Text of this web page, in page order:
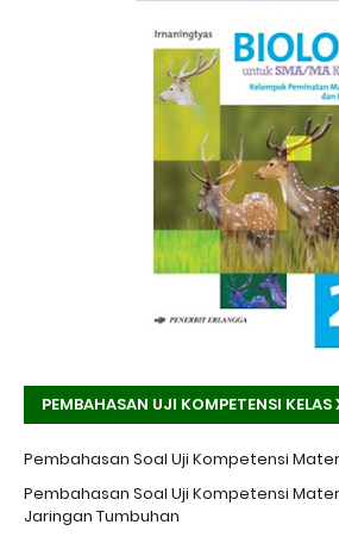
PEMBAHASAN UJI KOMPETENSI KELAS
Pembahasan Soal Uji Kompetensi
Pembahasan Soal Uji Kompetensi
Jaringan Tumbuhan